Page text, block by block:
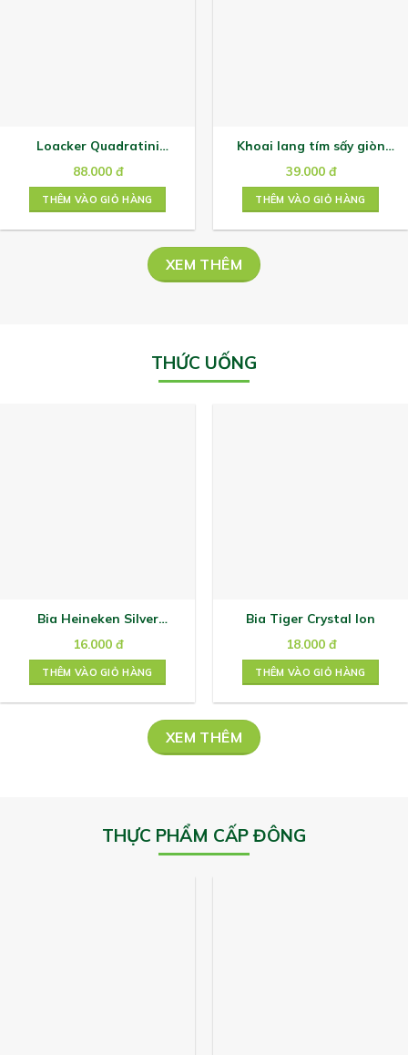
Loacker Quadratini
88.000 đ
THÊM VÀO GIỎ HÀNG
Khoai lang tím sấy giòn
39.000 đ
THÊM VÀO GIỎ HÀNG
XEM THÊM
THỨC UỐNG
Bia Heineken Silver
16.000 đ
THÊM VÀO GIỎ HÀNG
Bia Tiger Crystal lon
18.000 đ
THÊM VÀO GIỎ HÀNG
XEM THÊM
THỰC PHẨM CẤP ĐÔNG